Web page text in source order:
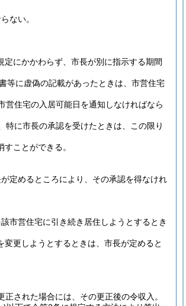
ない。
定にかかわらず、市長が別に指示する期間
等に虚偽の記載があったときは、市営住宅
住宅の入居可能日を通知しなければなら
特に市長の承認を受けたときは、この限り
ことができる。
定めるところにより、その承認を得なけれ
市営住宅に引き続き居住しようとするとき
更しようとするときは、市長が定めると
正された場合には、その更正後の令収入。